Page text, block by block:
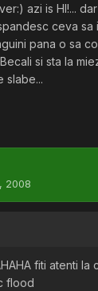
azi is HI!...
ceva
pana o sa
si sta la
slabe...
2008
fiti atenti la
flood